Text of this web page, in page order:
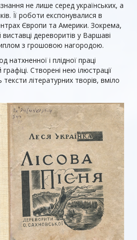
не лише серед українських, а
Її роботи експонувалися в
Європи та Америки. Зокрема,
дереворитів у Варшаві
з грошовою нагородою.
натхненної і плідної праці
Створені нею ілюстрації
літературних творів, вміло